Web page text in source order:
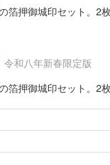
箔押御城印セット。2
令和八年新春限定版
箔押御城印セット。2